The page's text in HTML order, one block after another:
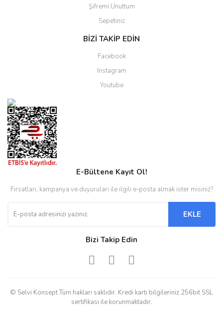
Şifremi Unuttum
Sepetiniz
BİZİ TAKİP EDİN
Facebook
Instagram
Youtube
E-Bültene Kayıt Ol!
Fırsatları, kampanya ve duyuruları ile ilgili e-posta almak ister misiniz?
EKLE
Bizi Takip Edin
© Selvi Konsept Tüm hakları saklıdır. Kredi kartı bilgileriniz 256bit SSL
sertifikası ile korunmaktadır.